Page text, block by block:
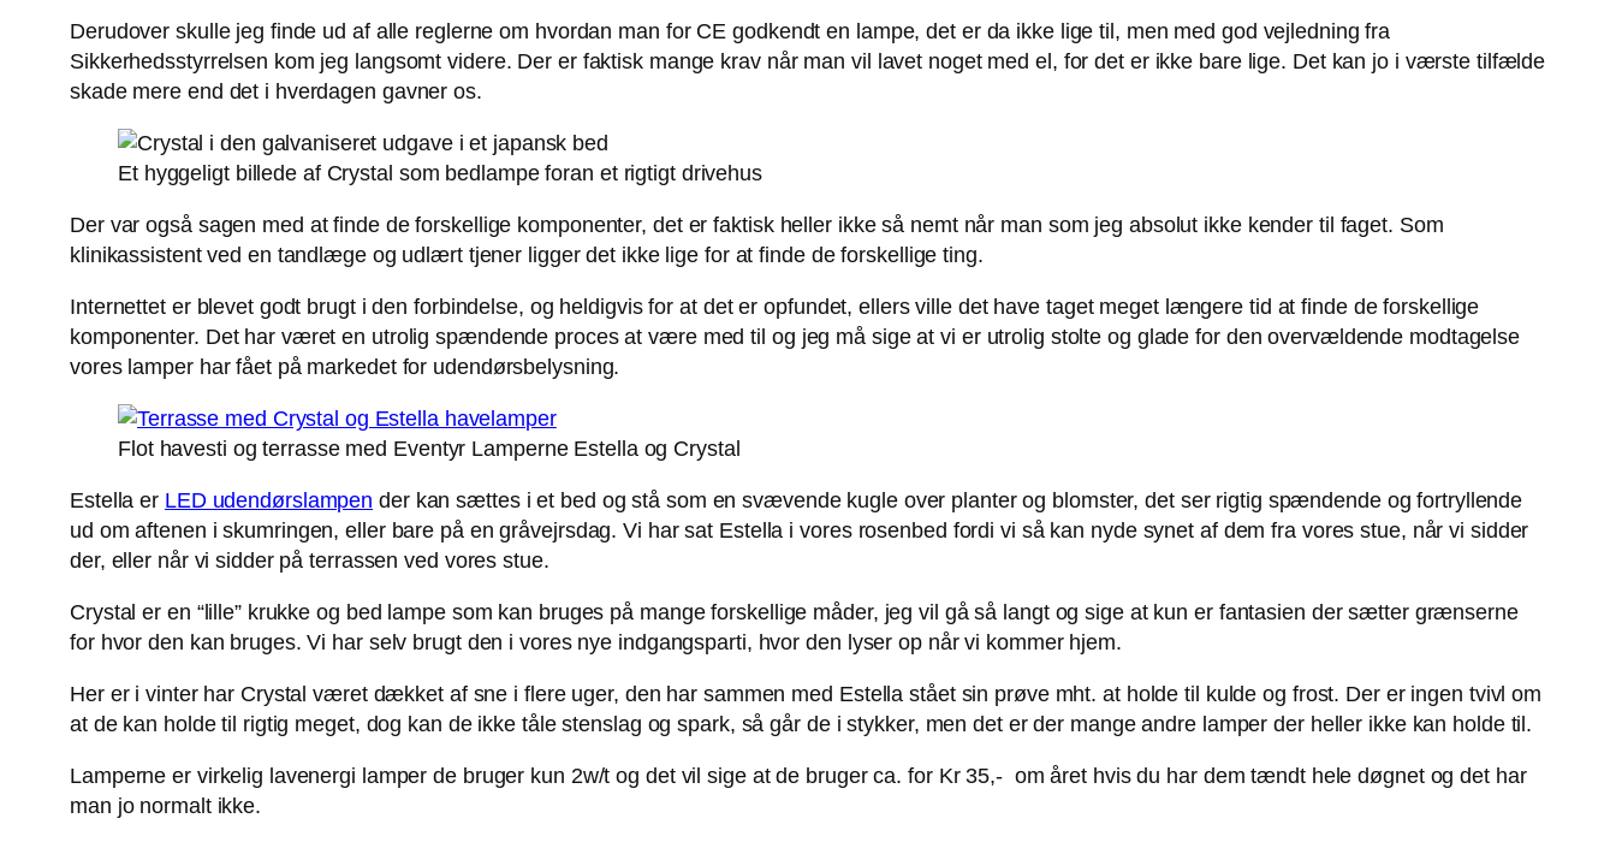
Derudover skulle jeg finde ud af alle reglerne om hvordan man for CE godkendt en lampe, det er da ikke lige til, men med god vejledning fra
Sikkerhedsstyrrelsen kom jeg langsomt videre. Der er faktisk mange krav når man vil lavet noget med el, for det er ikke bare lige. Det kan jo i værste tilfælde
skade mere end det i hverdagen gavner os.
Et hyggeligt billede af Crystal som bedlampe foran et rigtigt drivehus
Der var også sagen med at finde de forskellige komponenter, det er faktisk heller ikke så nemt når man som jeg absolut ikke kender til faget. Som
klinikassistent ved en tandlæge og udlært tjener ligger det ikke lige for at finde de forskellige ting.
Internettet er blevet godt brugt i den forbindelse, og heldigvis for at det er opfundet, ellers ville det have taget meget længere tid at finde de forskellige
komponenter. Det har været en utrolig spændende proces at være med til og jeg må sige at vi er utrolig stolte og glade for den overvældende modtagelse
vores lamper har fået på markedet for udendørsbelysning.
Flot havesti og terrasse med Eventyr Lamperne Estella og Crystal
Estella er LED udendørslampen der kan sættes i et bed og stå som en svævende kugle over planter og blomster, det ser rigtig spændende og fortryllende
ud om aftenen i skumringen, eller bare på en gråvejrsdag. Vi har sat Estella i vores rosenbed fordi vi så kan nyde synet af dem fra vores stue, når vi sidder
der, eller når vi sidder på terrassen ved vores stue.
Crystal er en “lille” krukke og bed lampe som kan bruges på mange forskellige måder, jeg vil gå så langt og sige at kun er fantasien der sætter grænserne
for hvor den kan bruges. Vi har selv brugt den i vores nye indgangsparti, hvor den lyser op når vi kommer hjem.
Her er i vinter har Crystal været dækket af sne i flere uger, den har sammen med Estella stået sin prøve mht. at holde til kulde og frost. Der er ingen tvivl om
at de kan holde til rigtig meget, dog kan de ikke tåle stenslag og spark, så går de i stykker, men det er der mange andre lamper der heller ikke kan holde til.
Lamperne er virkelig lavenergi lamper de bruger kun 2w/t og det vil sige at de bruger ca. for Kr 35,- om året hvis du har dem tændt hele døgnet og det har
man jo normalt ikke.